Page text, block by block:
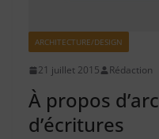
ARCHITECTURE/DESIGN
21 juillet 2015 Rédaction
À propos
d’écritures